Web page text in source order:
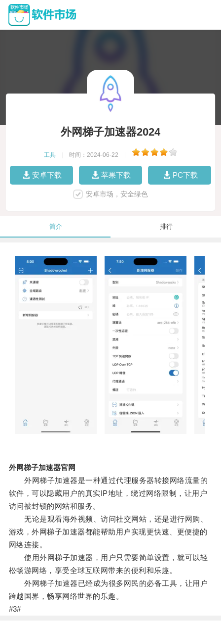
外网梯子加速器2024
工具 时间：2024-06-22
安卓下载 苹果下载 PC下载
安卓市场，安全绿色
简介 排行
外网梯子加速器官网
外网梯子加速器是一种通过代理服务器转接网络流量的
软件，可以隐藏用户的真实IP地址，绕过网络限制，让用户
访问被封锁的网站和服务。
无论是观看海外视频、访问社交网站，还是进行网购、
游戏，外网梯子加速器都能帮助用户实现更快速、更便捷的
网络连接。
使用外网梯子加速器，用户只需要简单设置，就可以轻
松畅游网络，享受全球互联网带来的便利和乐趣。
外网梯子加速器已经成为很多网民的必备工具，让用户
跨越国界，畅享网络世界的乐趣。
#3#